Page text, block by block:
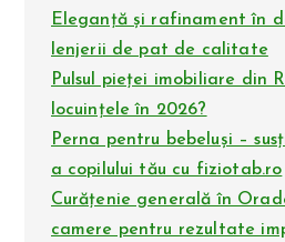
Eleganță și rafinament în
lenjerii de pat de calitate
Pulsul pieței imobiliare din
locuințele în 2026?
Perna pentru bebeluși –
a copilului tău cu fiziotab.ro
Curățenie generală în
camere pentru rezultate